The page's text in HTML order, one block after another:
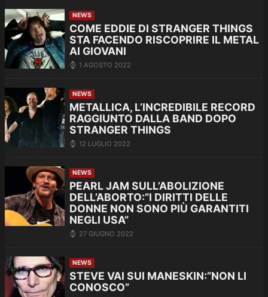
NEWS
COME EDDIE DI STRANGER THINGS
STA FACENDO RISCOPRIRE IL METAL
AI GIOVANI
1 AGOSTO 2022
NEWS
METALLICA, L’INCREDIBILE RECORD
RAGGIUNTO DALLA BAND DOPO
STRANGER THINGS
12 LUGLIO 2022
NEWS
PEARL JAM SULL’ABOLIZIONE
DELL’ABORTO:”I DIRITTI DELLE
DONNE NON SONO PIÙ GARANTITI
NEGLI USA”
27 GIUGNO 2022
NEWS
STEVE VAI SUI MANESKIN:”NON LI
CONOSCO”